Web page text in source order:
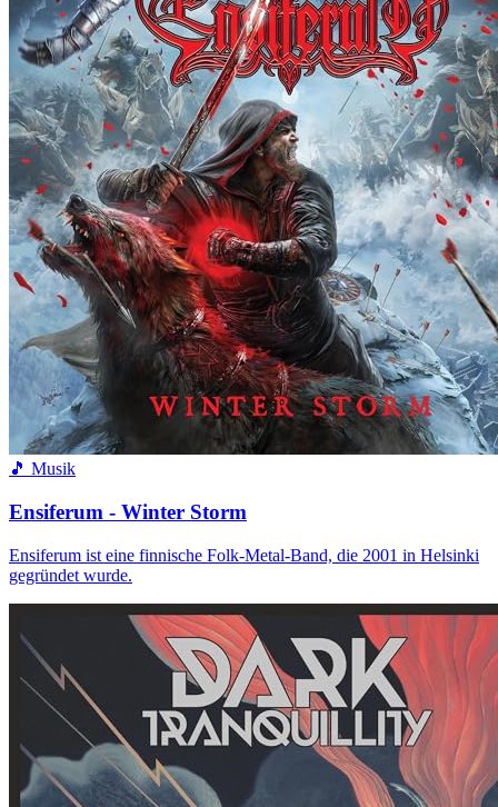
🎵 Musik
Ensiferum - Winter Storm
Ensiferum ist eine finnische Folk-Metal-Band, die 2001 in Helsinki
gegründet wurde.